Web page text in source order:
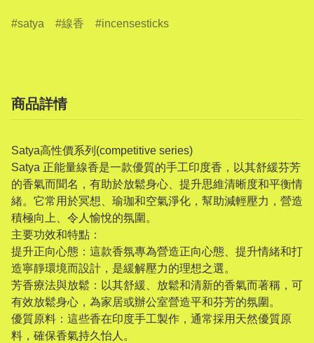
satya 線香 incensesticks
商品詳情
Satya高性價系列(competitive series)
Satya 正能量線香是一款優質的手工印度香，以其舒緩芬芳
的香氣而聞名，有助於放鬆身心、提升思維清晰度和平衡情
緒。它常用於冥想、瑜珈和空氣淨化，幫助減輕壓力，營造
積極向上、令人愉悅的氛圍。
主要功效和特點：
提升正向心態：這款香氛專為營造正向心態、提升情緒和打
造寧靜環境而設計，是緩解壓力的理想之選。
芳香療法與放鬆：以其舒緩、放鬆和清新的香氣而著稱，可
有效放鬆身心，為家居或辦公室營造平和芬芳的氛圍。
優質原料：這些香在印度手工製作，通常採用天然優質原
料，確保香氣持久怡人。